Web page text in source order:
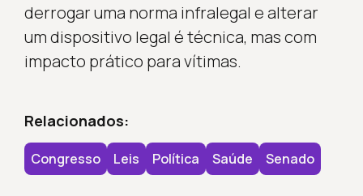
derrogar uma norma infralegal e alterar
um dispositivo legal é técnica, mas com
impacto prático para vítimas.
Relacionados:
Congresso Leis Política Saúde Senado